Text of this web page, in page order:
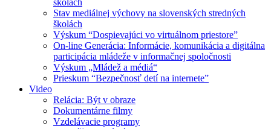
školách
Stav mediálnej výchovy na slovenských stredných
školách
Výskum “Dospievajúci vo virtuálnom priestore”
On-line Generácia: Informácie, komunikácia a digitálna
participácia mládeže v informačnej spoločnosti
Výskum „Mládež a médiá“
Prieskum “Bezpečnosť detí na internete”
Video
Relácia: Být v obraze
Dokumentárne filmy
Vzdelávacie programy